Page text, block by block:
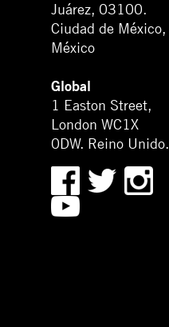
Juárez, 03100.
Ciudad de México,
México
Global
1 Easton Street,
London WC1X
0DW. Reino Unido.